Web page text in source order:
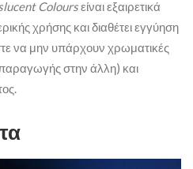
Coloursείναι εξαιρετικά
χρήσης και διαθέτει εγγύηση
να μην υπάρχουν χρωματικές
στην άλλη) και